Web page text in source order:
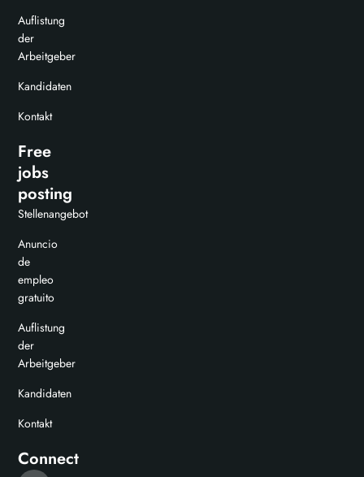
Auflistung
der
Arbeitgeber
Kandidaten
Kontakt
Free
jobs
posting
Stellenangebot
Anuncio
de
empleo
gratuito
Auflistung
der
Arbeitgeber
Kandidaten
Kontakt
Connect